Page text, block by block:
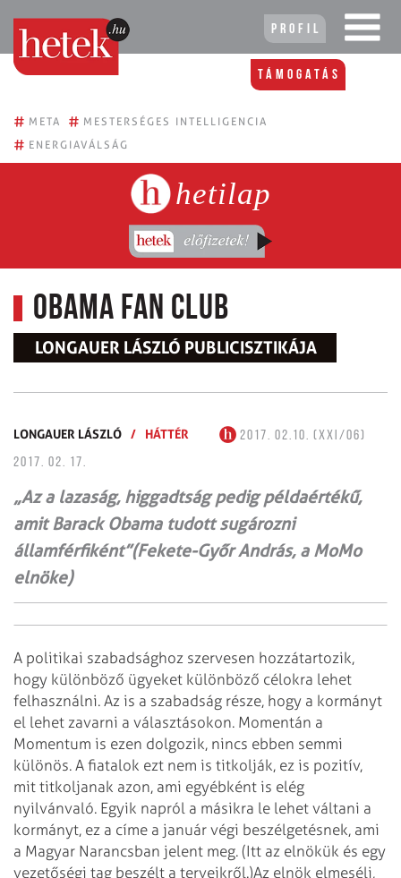
Profil
Támogatás
# META # MESTERSÉGES INTELLIGENCIA
# ENERGIAVÁLSÁG
hetilap
Obama Fan Club
LONGAUER LÁSZLÓ PUBLICISZTIKÁJA
LONGAUER LÁSZLÓ / HÁTTÉR
2017. 02.10. (XXI/06)
2017. 02. 17.
„Az a lazaság, higgadtság pedig példaértékű,
amit Barack Obama tudott sugározni
államférfiként”(Fekete-Győr András, a MoMo
elnöke)
A politikai szabadsághoz szervesen hozzátartozik,
hogy különböző ügyeket különböző célokra lehet
felhasználni. Az is a szabadság része, hogy a kormányt
el lehet zavarni a választásokon. Momentán a
Momentum is ezen dolgozik, nincs ebben semmi
különös. A fiatalok ezt nem is titkolják, ez is pozitív,
mit titkoljanak azon, ami egyébként is elég
nyilvánvaló. Egyik nap­ról a másikra le lehet váltani a
kormányt, ez a címe a január végi beszélgetésnek, ami
a Magyar Narancsban jelent meg. (Itt az elnökük és egy
vezetőségi tag beszélt a terveikről.)Az elnök elmeséli,